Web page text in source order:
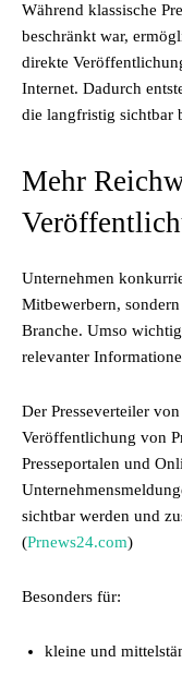
Während klassische
beschränkt war,
direkte
Internet. Dadurch
die langfristig sichtbar
Mehr
Unternehmen
Mitbewerbern,
Branche. Umso
relevanter
Der Presseverteiler von
Veröffentlichung von
Presseportalen und
sichtbar werden und
(Prnews24.com)
Besonders für:
kleine und